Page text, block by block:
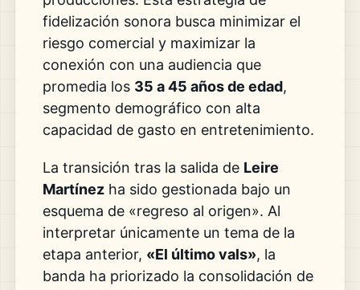
fidelización sonora busca minimizar el
riesgo comercial y maximizar la
conexión con una audiencia que
promedia los 35 a 45 años de edad,
segmento demográfico con alta
capacidad de gasto en entretenimiento.
La transición tras la salida de Leire
Martínezha sido gestionada bajo un
esquema de «regreso al origen». Al
interpretar únicamente un tema de la
etapa anterior, «El último vals», la
banda ha priorizado la consolidación de